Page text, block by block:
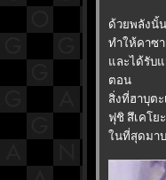
ด้วยพลังนั้
ทำให้คาซา
ละได้รับแ
ตอน
สิ่งที่ฮาบุต
ฟุชิ สึเคโย
นที่สุดมาบ